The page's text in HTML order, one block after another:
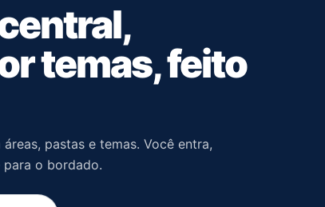
temas, feito
pastas e temas. Você entra,
para o bordado.